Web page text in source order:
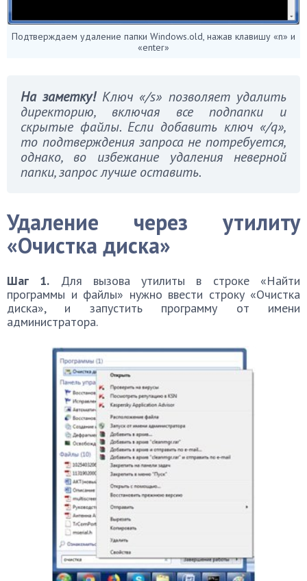
Подтверждаем удаление папки Windows.old, нажав клавишу «n» и
«enter»
На заметку!Ключ «/s» позволяет удалить
директорию, включая все подпапки и
скрытые файлы. Если добавить ключ «/q»,
то подтверждения запроса не потребуется,
однако, во избежание удаления неверной
папки, запрос лучше оставить.
Удаление через утилиту
«Очистка диска»
Шаг 1. Для вызова утилиты в строке «Найти
программы и файлы» нужно ввести строку «Очистка
диска», и запустить программу от имени
администратора.